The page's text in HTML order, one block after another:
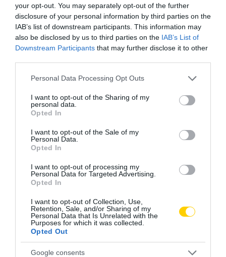
your opt-out. You may separately opt-out of the further
disclosure of your personal information by third parties on the
IAB’s list of downstream participants. This information may
also be disclosed by us to third parties on the IAB’s List of
Downstream Participants that may further disclose it to other
Please note that this website/app uses one or more Google
not limited to your visit or usage behaviour. You may click to
grant or deny consent to Google and its third-party tags to
use your data for below specified purposes in below Google
consent section.
Personal Data Processing Opt Outs
I want to opt-out of the Sharing of my
personal data.
Opted In
I want to opt-out of the Sale of my
Personal Data.
Opted In
I want to opt-out of processing my
Personal Data for Targeted Advertising.
Opted In
I want to opt-out of Collection, Use,
Retention, Sale, and/or Sharing of my
Personal Data that Is Unrelated with the
Purposes for which it was collected.
Opted Out
Google consents